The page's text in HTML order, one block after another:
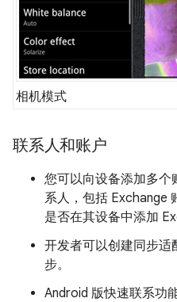
相机模式
联系人和账户
您可以向设备添加多个
系人，包括 Exchange
是否在其设备中添加
开发者可以创建同步适
步。
Android 版快速联系功